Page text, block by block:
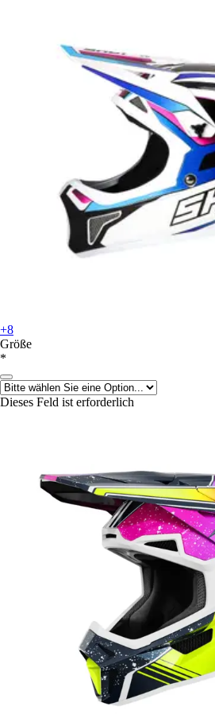
+8
Größe
*
Dieses Feld ist erforderlich